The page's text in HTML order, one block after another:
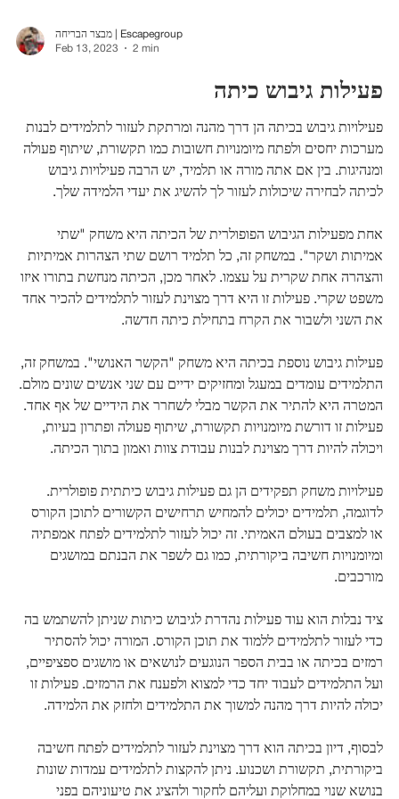
מבצר הבריחה | Escapegroup
Feb 13, 2023
2 min
פעילות גיבוש כיתה
פעילויות גיבוש בכיתה הן דרך מהנה ומרתקת לעזור לתלמידים לבנות
מערכות יחסים ולפתח מיומנויות חשובות כמו תקשורת, שיתוף פעולה
ומנהיגות. בין אם אתה מורה או תלמיד, יש הרבה פעילויות גיבוש
לכיתה לבחירה שיכולות לעזור לך להשיג את יעדי הלמידה שלך.
אחת מפעילות הגיבוש הפופולרית של הכיתה היא משחק "שתי
אמיתות ושקר". במשחק זה, כל תלמיד רושם שתי הצהרות אמיתיות
והצהרה אחת שקרית על עצמו. לאחר מכן, הכיתה מנחשת בתורו איזו
משפט שקרי. פעילות זו היא דרך מצוינת לעזור לתלמידים להכיר אחד
את השני ולשבור את הקרח בתחילת כיתה חדשה.
פעילות גיבוש נוספת בכיתה היא משחק "הקשר האנושי". במשחק זה,
התלמידים עומדים במעגל ומחזיקים ידיים עם שני אנשים שונים מולם.
המטרה היא להתיר את הקשר מבלי לשחרר את הידיים של אף אחד.
פעילות זו דורשת מיומנויות תקשורת, שיתוף פעולה ופתרון בעיות,
ויכולה להיות דרך מצוינת לבנות עבודת צוות ואמון בתוך הכיתה.
פעילויות משחק תפקידים הן גם פעילות גיבוש כיתתית פופולרית.
לדוגמה, תלמידים יכולים להמחיש תרחישים הקשורים לתוכן הקורס
או למצבים בעולם האמיתי. זה יכול לעזור לתלמידים לפתח אמפתיה
ומיומנויות חשיבה ביקורתית, כמו גם לשפר את הבנתם במושגים
מורכבים.
ציד נבלות הוא עוד פעילות נהדרת לגיבוש כיתות שניתן להשתמש בה
כדי לעזור לתלמידים ללמוד את תוכן הקורס. המורה יכול להסתיר
רמזים בכיתה או בבית הספר הנוגעים לנושאים או מושגים ספציפיים,
ועל התלמידים לעבוד יחד כדי למצוא ולפענח את הרמזים. פעילות זו
יכולה להיות דרך מהנה למשוך את התלמידים ולחזק את הלמידה.
לבסוף, דיון בכיתה הוא דרך מצוינת לעזור לתלמידים לפתח חשיבה
ביקורתית, תקשורת ושכנוע. ניתן להקצות לתלמידים עמדות שונות
בנושא שנוי במחלוקת ועליהם לחקור ולהציג את טיעוניהם בפני